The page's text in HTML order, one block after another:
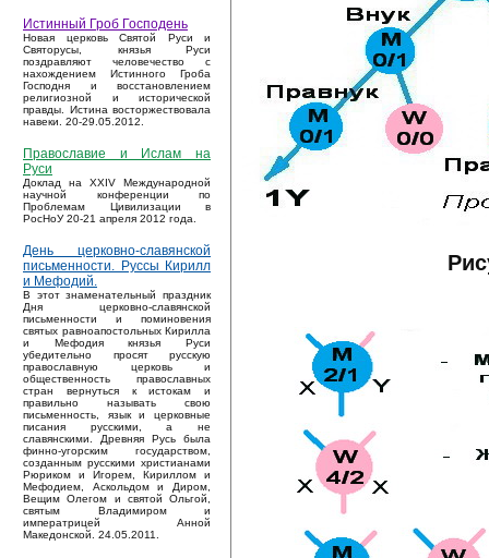
Истинный Гроб Господень
Новая церковь Святой Руси и
Святорусы, князья Руси
поздравляют человечество с
нахождением Истинного Гроба
Господня и восстановлением
религиозной и исторической
правды. Истина восторжествовала
навеки. 20-29.05.2012.
Православие и Ислам на
Руси
Доклад на XXIV Международной
научной конференции по
Проблемам Цивилизации в
РосНоУ 20-21 апреля 2012 года.
День церковно-славянской
письменности. Руссы Кирилл
и Мефодий.
В этот знаменательный праздник
Дня церковно-славянской
письменности и поминовения
святых равноапостольных Кирилла
и Мефодия князья Руси
убедительно просят русскую
православную церковь и
общественность православных
стран вернуться к истокам и
правильно называть свою
письменность, язык и церковные
писания русскими, а не
славянскими. Древняя Русь была
финно-угорским государством,
созданным русскими христианами
Рюриком и Игорем, Кириллом и
Мефодием, Аскольдом и Диром,
Вещим Олегом и святой Ольгой,
святым Владимиром и
императрицей Анной
Македонской. 24.05.2011.